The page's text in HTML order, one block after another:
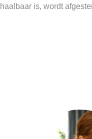
haalbaar is, wordt